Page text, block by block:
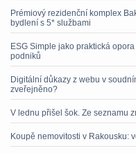
Prémiový rezidenční komplex
bydlení s 5* službami
ESG Simple jako praktická
podniků
Digitální důkazy z webu v
zveřejněno?
V lednu přišel šok. Ze seznamu
Koupě nemovitosti v Rakousku: